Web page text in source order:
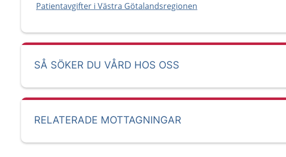
Patientavgifter i Västra Götalandsregionen
SÅ SÖKER DU VÅRD HOS OSS
RELATERADE MOTTAGNINGAR